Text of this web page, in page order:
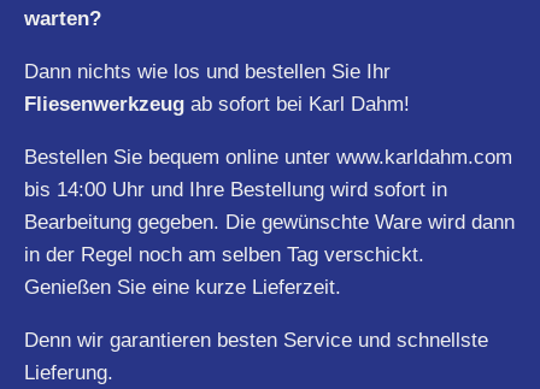
warten?
Dann nichts wie los und bestellen Sie Ihr
Fliesenwerkzeug ab sofort bei Karl Dahm!
Bestellen Sie bequem online unter www.karldahm.com
bis 14:00 Uhr und Ihre Bestellung wird sofort in
Bearbeitung gegeben. Die gewünschte Ware wird dann
in der Regel noch am selben Tag verschickt.
Genießen Sie eine kurze Lieferzeit.
Denn wir garantieren besten Service und schnellste
Lieferung.